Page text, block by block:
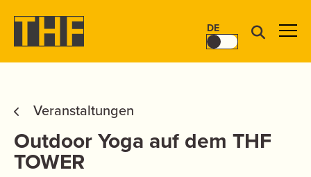
DE
Veranstaltungen
Outdoor Yoga auf dem THF
TOWER